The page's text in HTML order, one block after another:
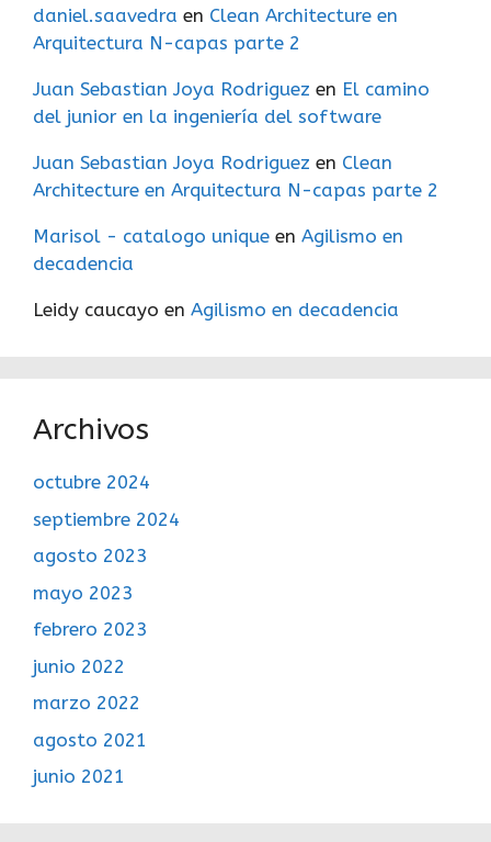
daniel.saavedra en Clean Architecture en
Arquitectura N-capas parte 2
Juan Sebastian Joya Rodriguez en El camino
del junior en la ingeniería del software
Juan Sebastian Joya Rodriguez en Clean
Architecture en Arquitectura N-capas parte 2
Marisol - catalogo unique en Agilismo en
decadencia
Leidy caucayo en Agilismo en decadencia
Archivos
octubre 2024
septiembre 2024
agosto 2023
mayo 2023
febrero 2023
junio 2022
marzo 2022
agosto 2021
junio 2021